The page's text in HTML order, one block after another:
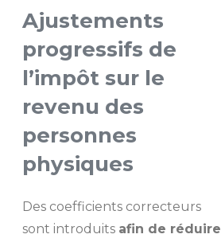
Ajustements
progressifs de
l’impôt sur le
revenu des
personnes
physiques
Des coefficients correcteurs
sont introduits afin de réduire